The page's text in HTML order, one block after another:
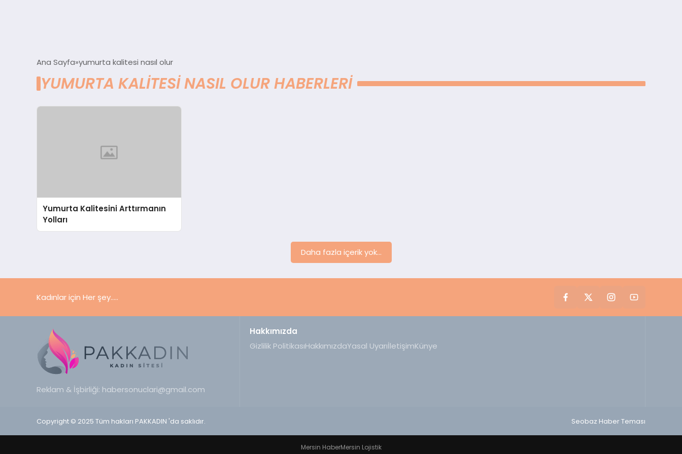
Ana Sayfa yumurta kalitesi nasıl olur
YUMURTA KALITESI NASIL OLUR HABERLERI
Yumurta Kalitesini Arttırmanın
Yolları
Daha fazla içerik yok...
Kadınlar için Her şey.....
Reklam & İşbirliği: habersonuclari@gmail.com
Hakkımızda
Gizlilik PolitikasıHakkımızdaYasal UyarıİletişimKünye
Copyright © 2025 Tüm hakları PAKKADIN 'da saklıdır. Seobaz Haber Teması
Mersin HaberMersin Lojistik